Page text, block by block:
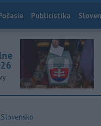
Publicistika
Slovensko